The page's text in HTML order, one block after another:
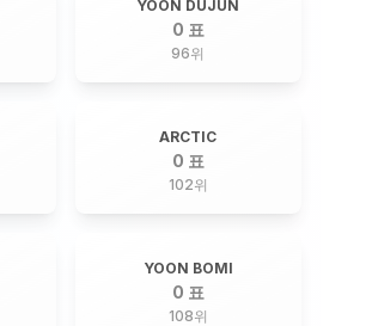
YOON DUJUN
0 표
96위
ARCTIC
0 표
102위
YOON BOMI
0 표
108위